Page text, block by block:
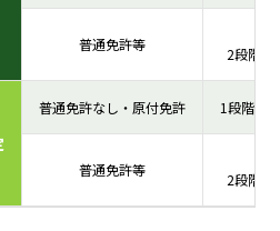
普通免許等
2段階1
普通免許なし・原付免許 1段階10
普通免許等
2段階1